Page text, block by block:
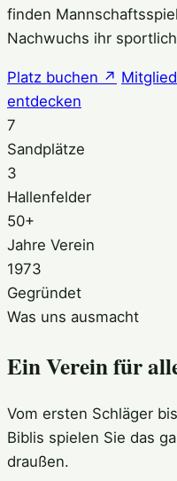
finden
Nachwuchs ihr
Platz buchen ↗
entdecken
7
Sandplätze
3
Hallenfelder
50+
Jahre Verein
1973
Gegründet
Was uns ausmacht
Ein Verein für
Vom ersten Schläger
Biblis spielen Sie das
draußen.